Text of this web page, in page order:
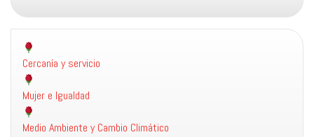
Cercanía y servicio
Mujer e Igualdad
Medio Ambiente y Cambio Climático